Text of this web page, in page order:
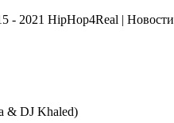
& DJ Khaled)
- 2021 HipHop4Real | Новости